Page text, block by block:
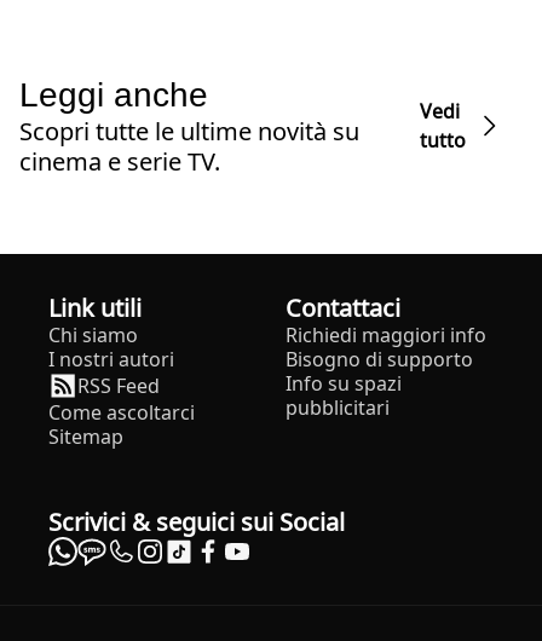
Leggi anche
Scopri tutte le ultime novità su
cinema e serie TV.
Vedi
tutto
Link utili
Chi siamo
I nostri autori
RSS Feed
Come ascoltarci
Sitemap
Contattaci
Richiedi maggiori info
Bisogno di supporto
Info su spazi
pubblicitari
Scrivici & seguici sui Social